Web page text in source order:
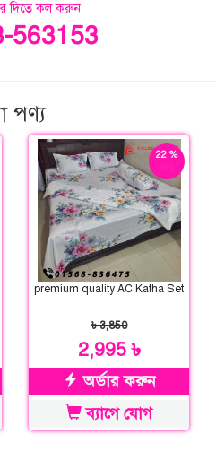
দিতে কল করুন
563153
পণ্য
22 %
premium quality AC Katha Set
৳ 3,850
2,995 ৳
অর্ডার করুন
ব্যাগে যোগ